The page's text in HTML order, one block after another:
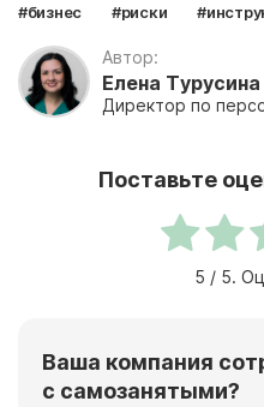
#бизнес #риски
Автор:
Елена Турусина
Директор по
Поставьте
5 / 5.
Ваша компания
с самозанятыми?